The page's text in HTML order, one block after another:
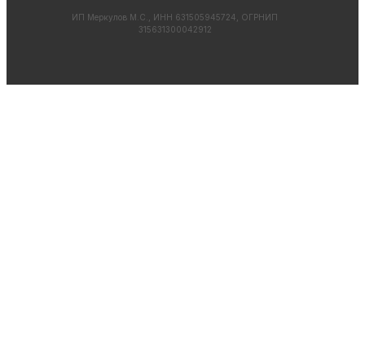
ИП Меркулов М.С., ИНН 631505945724, ОГРНИП
315631300042912